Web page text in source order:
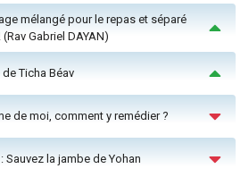
mélangé pour le repas et séparé
Gabriel DAYAN)
Ticha Béav
de moi, comment y remédier ?
: Sauvez la jambe de Yohan